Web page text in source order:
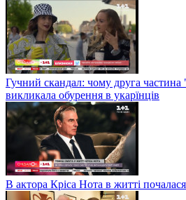
Гучний скандал: чому друга частина
викликала обурення в укарїнців
В актора Кріса Нота в житті